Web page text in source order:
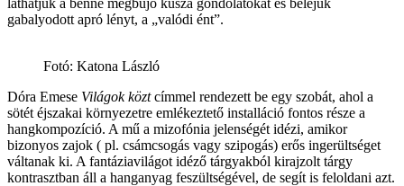
láthatjuk a benne megbújó kusza gondolatokat és beléjük
gabalyodott apró lényt, a „valódi ént”.
Fotó: Katona László
Dóra Emese Világok köztcímmel rendezett be egy szobát, ahol a
sötét éjszakai környezetre emlékeztető installáció fontos része a
hangkompozíció. A mű a mizofónia jelenségét idézi, amikor
bizonyos zajok ( pl. csámcsogás vagy szipogás) erős ingerültséget
váltanak ki. A fantáziavilágot idéző tárgyakból kirajzolt tárgy
kontrasztban áll a hanganyag feszültségével, de segít is feloldani azt.